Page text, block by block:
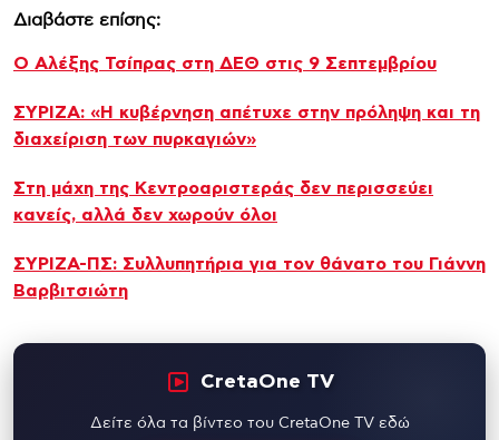
Διαβάστε επίσης:
Ο Αλέξης Τσίπρας στη ΔΕΘ στις 9 Σεπτεμβρίου
ΣΥΡΙΖΑ: «Η κυβέρνηση απέτυχε στην πρόληψη και τη
διαχείριση των πυρκαγιών»
Στη μάχη της Κεντροαριστεράς δεν περισσεύει
κανείς, αλλά δεν χωρούν όλοι
ΣΥΡΙΖΑ-ΠΣ: Συλλυπητήρια για τον θάνατο του Γιάννη
Βαρβιτσιώτη
CretaOne TV
Δείτε όλα τα βίντεο του CretaOne TV εδώ